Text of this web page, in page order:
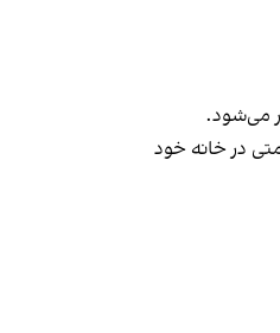
می‌شود.
حکومتی در خانه خود